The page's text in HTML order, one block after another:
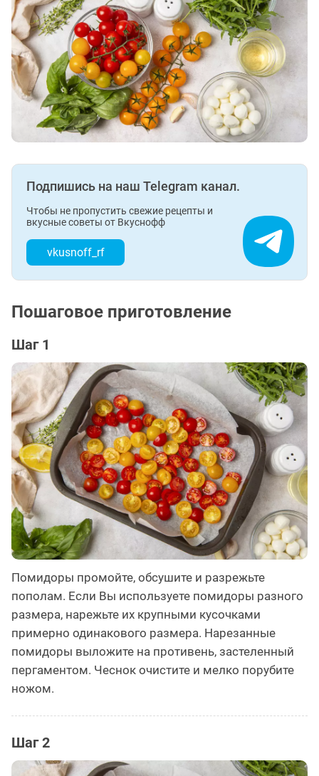
Подпишись на наш Telegram канал.
Чтобы не пропустить свежие рецепты и
вкусные советы от Вкуснофф
vkusnoff_rf
Пошаговое приготовление
Шаг 1
Помидоры промойте, обсушите и разрежьте
пополам. Если Вы используете помидоры разного
размера, нарежьте их крупными кусочками
примерно одинакового размера. Нарезанные
помидоры выложите на противень, застеленный
пергаментом. Чеснок очистите и мелко порубите
ножом.
Шаг 2